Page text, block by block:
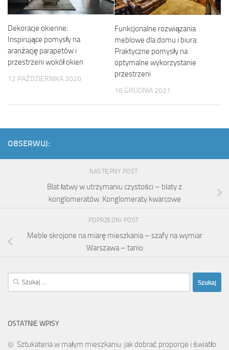
Dekoracje okienne:
Inspirujące pomysły na
aranżację parapetów i
przestrzeni wokół okien
12 PAŹDZIERNIKA 2020
Funkcjonalne rozwiązania
meblowe dla domu i biura:
Praktyczne pomysły na
optymalne wykorzystanie
przestrzeni
18 GRUDNIA 2021
OBSERWUJ:
NASTĘPNY POST
Blat łatwy w utrzymaniu czystości – blaty z
konglomeratów. Konglomeraty kwarcowe
POPRZEDNI POST
Meble skrojone na miarę mieszkania – szafy na wymiar
Warszawa – tanio
Szukaj:
OSTATNIE WPISY
Sztukateria w małym mieszkaniu: jak dobrać proporcje i światło